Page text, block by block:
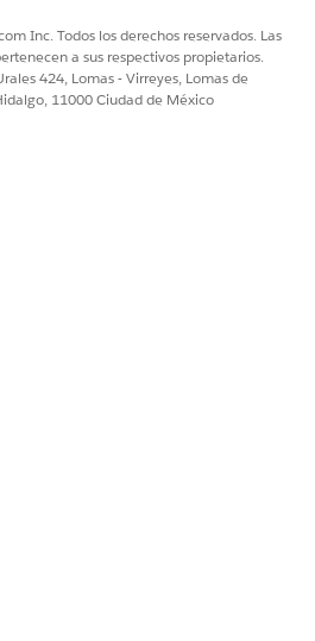
Inc. Todos los derechos reservados. Las
a sus respectivos propietarios.
424, Lomas - Virreyes, Lomas de
11000 Ciudad de México